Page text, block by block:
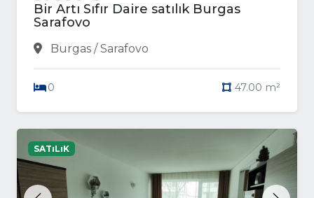
Bir Artı Sıfır Daire satılık Burgas
Sarafovo
Burgas / Sarafovo
0 47.00 m²
SATıLıK